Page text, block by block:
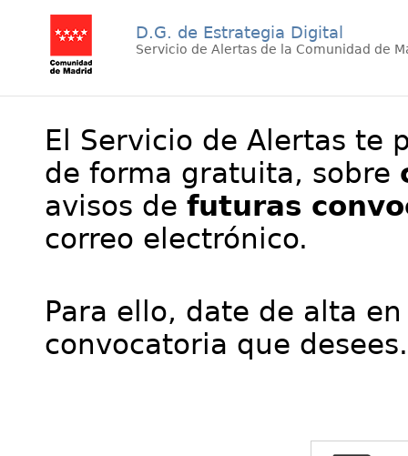
D.G. de Estrategia Digital
Servicio de Alertas de la Comunidad de
El Servicio de Alertas te
de forma gratuita, sobre
avisos de futuras
correo electrónico.
Para ello, date de alta
convocatoria que desees.